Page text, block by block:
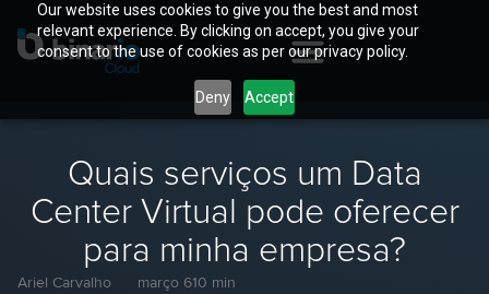
Our website uses cookies to give you the best and most
relevant experience. By clicking on accept, you give your
consent to the use of cookies as per our privacy policy.
Deny Accept
Quais serviços um Data
Center Virtual pode oferecer
para minha empresa?
Ariel Carvalho março 610 min